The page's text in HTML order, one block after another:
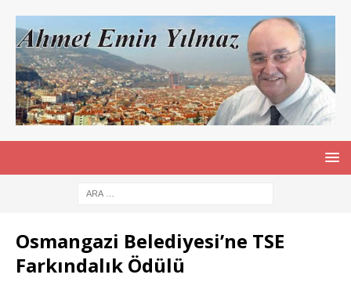
Osmangazi Belediyesi’ne TSE
Farkındalık Ödülü